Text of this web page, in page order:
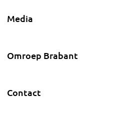
Media
Omroep Brabant
Contact